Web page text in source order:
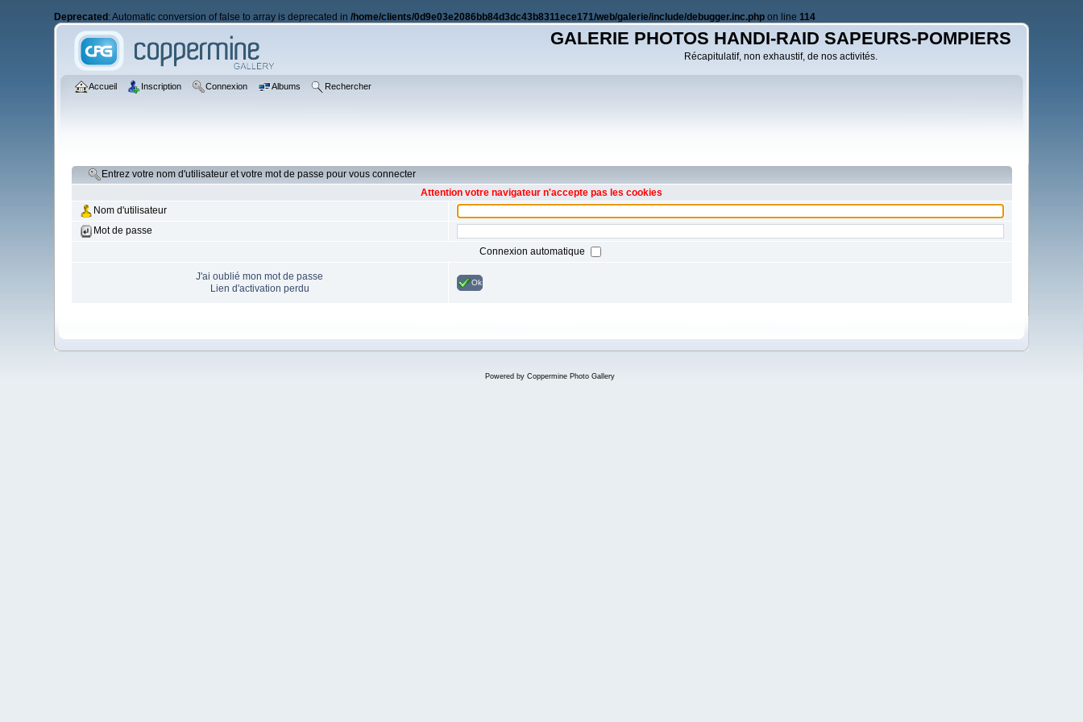
Deprecated : Automatic conversion of false to array is deprecated in/home/clients/0d9e03e2086bb84d3dc43b8311ece171/web/galerie/include/debugger.inc.php on line114
GALERIE PHOTOS HANDI-RAID SAPEURS-POMPIERS
Récapitulatif, non exhaustif, de nos activités.
Accueil Inscription Connexion Albums Rechercher
Entrez votre nom d'utilisateur et votre mot de passe pour vous connecter
Attention votre navigateur n'accepte pas les cookies
Nom d'utilisateur
Mot de passe
Connexion automatique
J'ai oublié mon mot de passe
Lien d'activation perdu
Ok
Powered by Coppermine Photo Gallery